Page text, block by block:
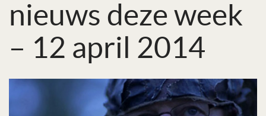
nieuws deze week
– 12 april 2014